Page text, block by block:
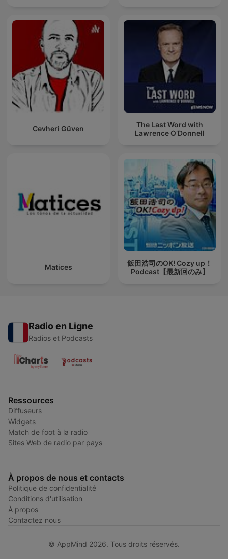
Cevheri Güven
The Last Word with
Lawrence O’Donnell
Matices
飯田浩司のOK! Cozy up！
Podcast【最新回のみ】
Radio en Ligne
Radios et Podcasts
Ressources
Diffuseurs
Widgets
Match de foot à la radio
Sites Web de radio par pays
À propos de nous et contacts
Politique de confidentialité
Conditions d'utilisation
À propos
Contactez nous
© AppMind 2026. Tous droits réservés.